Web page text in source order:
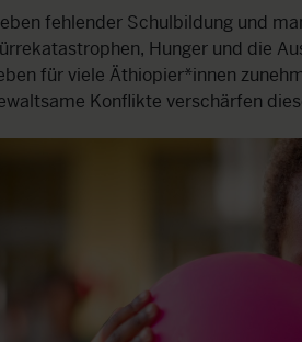
fehlender Schulbildung und
Hunger und die
für viele Äthiopier*innen
Konflikte verschärfen